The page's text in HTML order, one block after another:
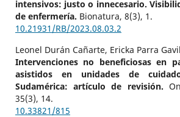
intensivos: justo o innecesario.
de enfermería. Bionatura, 8(3), 1.
10.21931/RB/2023.08.03.2
Leonel Durán Cañarte, Ericka Parra
Intervenciones no beneficiosas en
asistidos en unidades de
Sudamérica: artículo de revisión.
35(3), 14.
10.33821/815